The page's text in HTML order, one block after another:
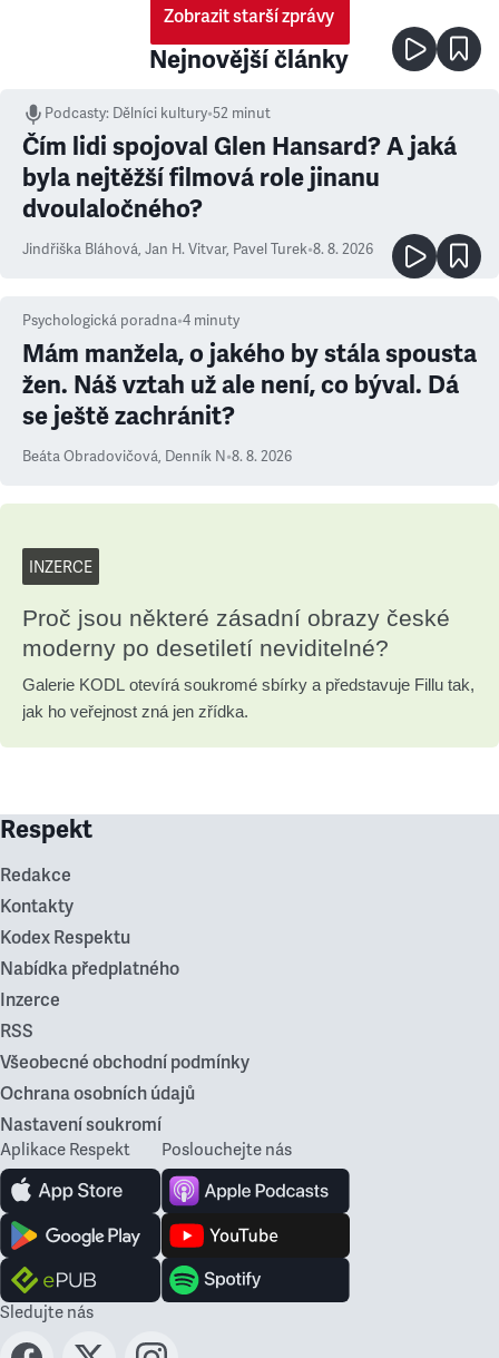
Zobrazit starší zprávy
Nejnovější články
Podcasty: Dělníci kultury•52 minut
Čím lidi spojoval Glen Hansard? A jaká
byla nejtěžší filmová role jinanu
dvoulaločného?
Jindřiška Bláhová, Jan H. Vitvar, Pavel Turek•8. 8. 2026
Psychologická poradna•4 minuty
Mám manžela, o jakého by stála spousta
žen. Náš vztah už ale není, co býval. Dá
se ještě zachránit?
Beáta Obradovičová, Denník N•8. 8. 2026
INZERCE
Proč jsou některé zásadní obrazy české
moderny po desetiletí neviditelné?
Galerie KODL otevírá soukromé sbírky a představuje Fillu tak,
jak ho veřejnost zná jen zřídka.
Respekt
Redakce
Kontakty
Kodex Respektu
Nabídka předplatného
Inzerce
RSS
Všeobecné obchodní podmínky
Ochrana osobních údajů
Nastavení soukromí
Aplikace Respekt Poslouchejte nás
Sledujte nás